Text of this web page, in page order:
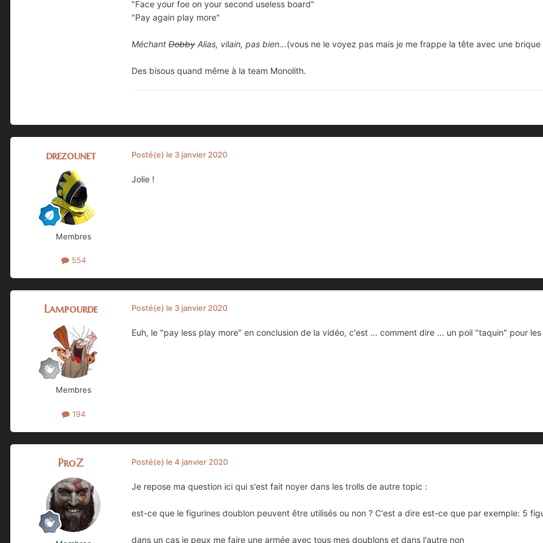
"Face your foe on your second useless board"
"Pay again play more"
Méchant Dobby Alias, vilain, pas bien...(vous ne le voyez pas mais je me frappe la tête avec une brique
Des bisous quand même à la team Monolith.
drezounet
Membres
554
Posté(e) le 3 janvier 2020
Jolie !
Lampourde
Membres
194
Posté(e) le 3 janvier 2020
Euh, le "pay less play more" en conclusion de la vidéo, c'est ... comment dire ... un poil "taquin" pour
ProZ Posté(e) le 4 janvier 2020
Je repose ma question ici qui s'est fait noyer dans les trolls de autre topic :
est-ce que le figurines doublon peuvent être utilisés ou non ? C'est a dire est-ce que par exemple: 5
dans un cas je peux me faire une armée avec tous mes doublons et dans l'autre non